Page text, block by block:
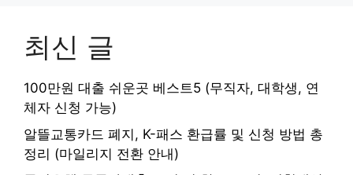
최신 글
100만원 대출 쉬운곳 베스트5 (무직자, 대학생, 연
체자 신청 가능)
알뜰교통카드 폐지, K-패스 환급률 및 신청 방법 총
정리 (마일리지 전환 안내)